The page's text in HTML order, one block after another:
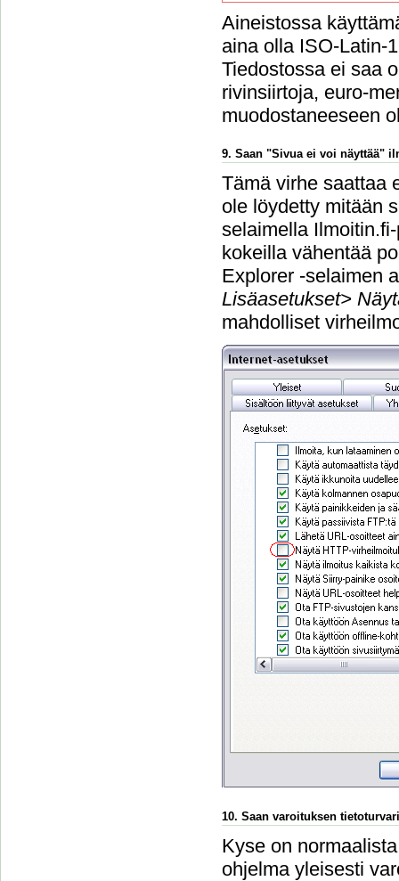
Aineistossa
aina olla ISO-Latin-
Tiedostossa ei saa
rivinsiirtoja, euro-
muodostaneeseen
9. Saan "Sivua ei voi näyttää"
Tämä virhe saattaa
ole löydetty mitään
selaimella
kokeilla vähentää
Explorer -selaimen
Lisäasetukset>
mahdolliset
10. Saan varoituksen
Kyse on
ohjelma yleisesti